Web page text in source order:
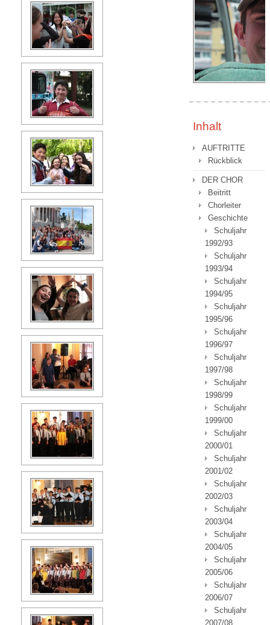
Inhalt
AUFTRITTE
Rückblick
DER CHOR
Beitritt
Chorleiter
Geschichte
Schuljahr
1992/93
Schuljahr
1993/94
Schuljahr
1994/95
Schuljahr
1995/96
Schuljahr
1996/97
Schuljahr
1997/98
Schuljahr
1998/99
Schuljahr
1999/00
Schuljahr
2000/01
Schuljahr
2001/02
Schuljahr
2002/03
Schuljahr
2003/04
Schuljahr
2004/05
Schuljahr
2005/06
Schuljahr
2006/07
Schuljahr
2007/08